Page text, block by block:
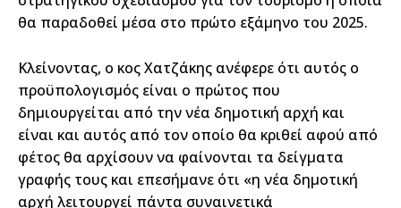
θα παραδοθεί μέσα στο πρώτο εξάμηνο του 2025.
Κλείνοντας, ο κος Χατζάκης ανέφερε ότι αυτός ο
προϋπολογισμός είναι ο πρώτος που
δημιουργείται από την νέα δημοτική αρχή και
είναι και αυτός από τον οποίο θα κριθεί αφού από
φέτος θα αρχίσουν να φαίνονται τα δείγματα
γραφής τους και επεσήμανε ότι «η νέα δημοτική
αρχή λειτουργεί πάντα συναινετικά